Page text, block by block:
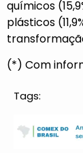
químicos
plásticos
(*) Com
Tags: